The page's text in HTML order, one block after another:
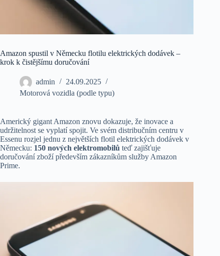
Amazon spustil v Německu flotilu elektrických dodávek –
krok k čistějšímu doručování
admin
24.09.2025
Motorová vozidla (podle typu)
Americký gigant Amazon znovu dokazuje, že inovace a
udržitelnost se vyplatí spojit. Ve svém distribučním centru v
Essenu rozjel jednu z největších flotil elektrických dodávek v
Německu: 150 nových elektromobilů teď zajišťuje
doručování zboží především zákazníkům služby Amazon
Prime.